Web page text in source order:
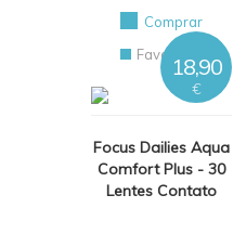
Comprar
Favoritos
Focus Dailies Aqua
Comfort Plus - 30
Lentes Contato
18,90
€